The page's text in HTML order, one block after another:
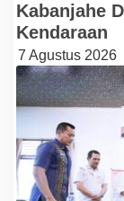
Kabanjahe
Kendaraan
7 Agustus 2026